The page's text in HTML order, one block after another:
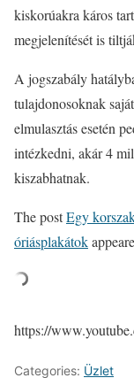
kiskorúakra káros
megjelenítését is
A jogszabály
tulajdonosoknak
elmulasztás esetén
intézkedni, akár 4
kiszabhatnak.
The postEgy
óriásplakátok
https://
Categories: Üzlet